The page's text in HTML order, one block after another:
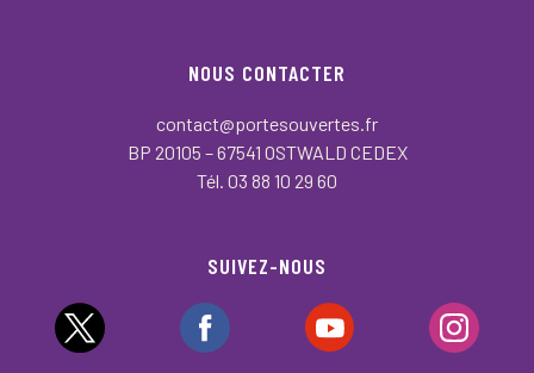
NOUS CONTACTER
contact@portesouvertes.fr
BP 20105 – 67541 OSTWALD CEDEX
Tél. 03 88 10 29 60
SUIVEZ-NOUS